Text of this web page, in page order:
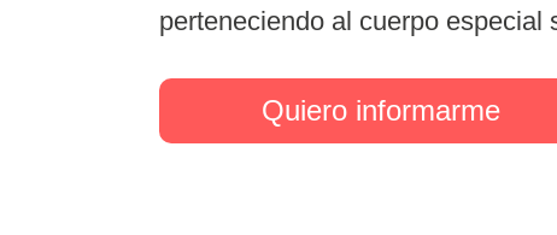
perteneciendo al cuerpo
Quiero informarme